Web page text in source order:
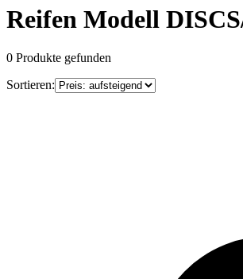
Reifen Modell
0 Produkte gefunden
Sortieren: